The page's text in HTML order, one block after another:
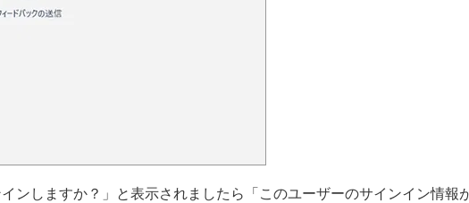
ンしますか？」と表示されましたら「このユーザーのサインイン情報